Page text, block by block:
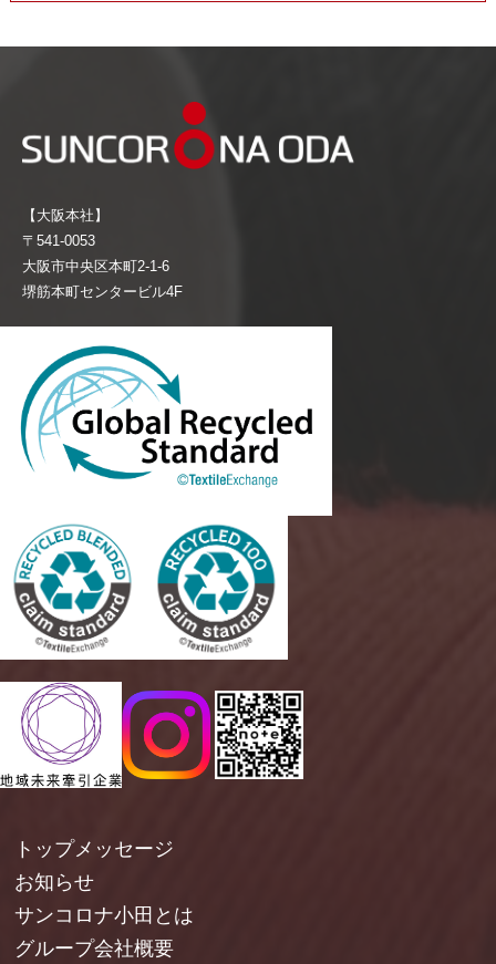
【大阪本社】
〒541-0053
大阪市中央区本町2-1-6
堺筋本町センタービル4F
トップメッセージ
お知らせ
サンコロナ小田とは
グループ会社概要